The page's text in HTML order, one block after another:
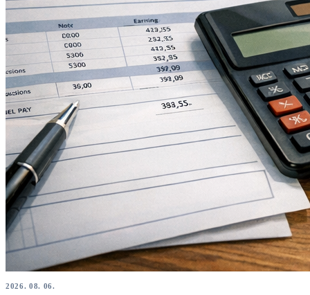
2026. 08. 06.